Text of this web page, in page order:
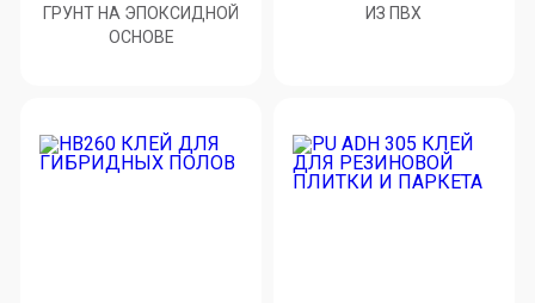
ГРУНТ НА ЭПОКСИДНОЙ
ОСНОВЕ
ИЗ ПВХ